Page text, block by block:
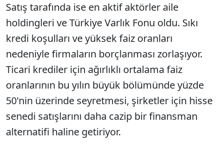
Satış tarafında ise en aktif aktörler aile
holdingleri ve Türkiye Varlık Fonu oldu. Sıkı
kredi koşulları ve yüksek faiz oranları
nedeniyle firmaların borçlanması zorlaşıyor.
Ticari krediler için ağırlıklı ortalama faiz
oranlarının bu yılın büyük bölümünde yüzde
50'nin üzerinde seyretmesi, şirketler için hisse
senedi satışlarını daha cazip bir finansman
alternatifi haline getiriyor.